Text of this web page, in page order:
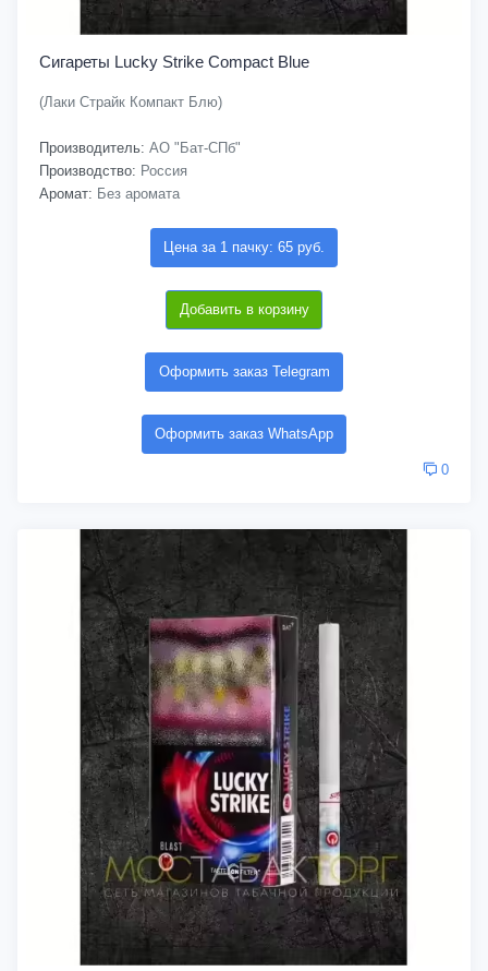
Сигареты Lucky Strike Compact Blue
(Лаки Страйк Компакт Блю)
Производитель: АО "Бат-СПб"
Производство: Россия
Аромат: Без аромата
Цена за 1 пачку: 65 руб.
Добавить в корзину
Оформить заказ Telegram
Оформить заказ WhatsApp
0